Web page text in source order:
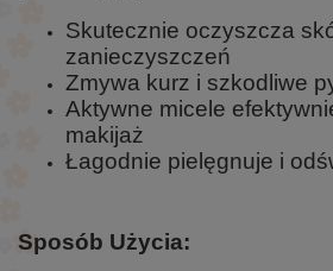
Skutecznie oczyszcza
zanieczyszczeń
Zmywa kurz i szkodliwe
Aktywne micele
makijaż
Łagodnie pielęgnuje i
Sposób Użycia: